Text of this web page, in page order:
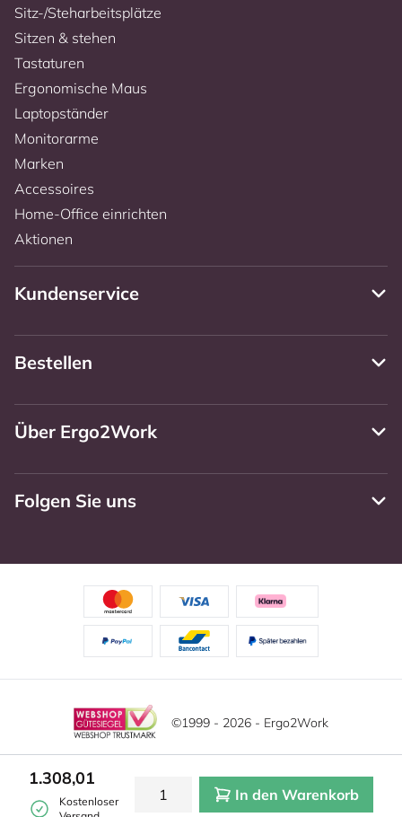
1.308,01
Kostenloser
In den Warenkorb
Sitz-/Steharbeitsplätze
Sitzen & stehen
Tastaturen
Ergonomische Maus
Laptopständer
Monitorarme
Marken
Accessoires
Home-Office einrichten
Aktionen
Kundenservice
Bestellen
Über Ergo2Work
Folgen Sie uns
©1999 - 2026 - Ergo2Work
Haftungsausschluss
Allgemeine Geschäftsbedingungen
Cookie-Einstellungen